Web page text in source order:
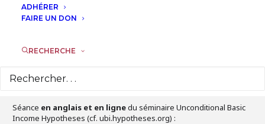
ADHÉRER
FAIRE UN DON
RECHERCHE
Séance en anglais et en lignedu séminaire Unconditional Basic
Income Hypotheses (cf. ubi.hypotheses.org) :